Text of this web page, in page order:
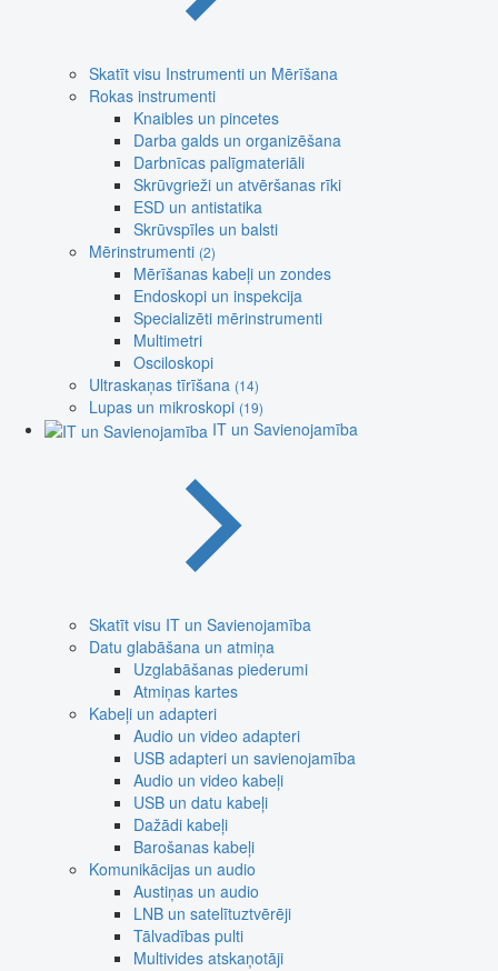
Skatīt visu Instrumenti un Mērīšana
Rokas instrumenti
Knaibles un pincetes
Darba galds un organizēšana
Darbnīcas palīgmateriāli
Skrūvgrieži un atvēršanas rīki
ESD un antistatika
Skrūvspīles un balsti
Mērinstrumenti (2)
Mērīšanas kabeļi un zondes
Endoskopi un inspekcija
Specializēti mērinstrumenti
Multimetri
Osciloskopi
Ultraskaņas tīrīšana (14)
Lupas un mikroskopi (19)
IT un Savienojamība
Skatīt visu IT un Savienojamība
Datu glabāšana un atmiņa
Uzglabāšanas piederumi
Atmiņas kartes
Kabeļi un adapteri
Audio un video adapteri
USB adapteri un savienojamība
Audio un video kabeļi
USB un datu kabeļi
Dažādi kabeļi
Barošanas kabeļi
Komunikācijas un audio
Austiņas un audio
LNB un satelītuztvērēji
Tālvadības pulti
Multivides atskaņotāji